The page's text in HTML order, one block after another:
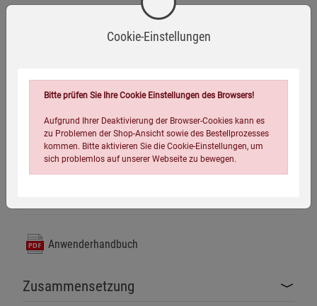
Ohne Duftstoffe, Farbstoffe und Titandioxid
Individuell dosierbar statt vorportionierter Tabs
Fettrückstände
Besonders ergiebig durch bedarfsgerechte Dosierung
Den passenden Dosierlöffel finden Siehier.
Lieferumfang:Je nach gewählter Variante 500 g oder 3 kg
Anwenderhandbuch
Zusammensetzung
Cookie-Einstellungen
Bitte prüfen Sie Ihre Cookie Einstellungen des Browsers!
Aufgrund Ihrer Deaktivierung der Browser-Cookies kann es
zu Problemen der Shop-Ansicht sowie des Bestellprozesses
kommen. Bitte aktivieren Sie die Cookie-Einstellungen, um
sich problemlos auf unserer Webseite zu bewegen.
Einstellungen speichern für die GruppeEinstellungen speichern für die Gruppe